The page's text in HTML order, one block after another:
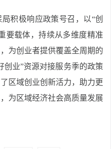
积极响应政策号召，以“创
要载体，持续从多维度精准
为创业者提供覆盖全周期的
创业”资源对接服务季的政策
区域创业创新活力，助力更
为区域经济社会高质量发展